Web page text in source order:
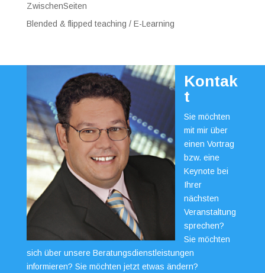
ZwischenSeiten
Blended & flipped teaching / E-Learning
Kontak
t
Sie möchten
mit mir über
einen Vortrag
bzw. eine
Keynote bei
Ihrer
nächsten
Veranstaltung
sprechen?
Sie möchten
sich über unsere Beratungsdienstleistungen
informieren? Sie möchten jetzt etwas ändern?